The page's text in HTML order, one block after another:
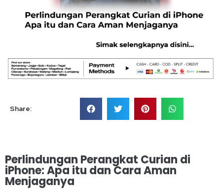
Share:
Perlindungan Perangkat Curian di
iPhone: Apa itu dan Cara Aman
Menjaganya